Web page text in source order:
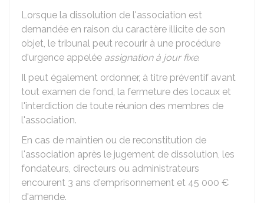
Lorsque la dissolution de l'association est
demandée en raison du caractère illicite de son
objet, le tribunal peut recourir à une procédure
d'urgence appelée assignation à jour fixe.
Il peut également ordonner, à titre préventif avant
tout examen de fond, la fermeture des locaux et
l'interdiction de toute réunion des membres de
l'association.
En cas de maintien ou de reconstitution de
l'association après le jugement de dissolution, les
fondateurs, directeurs ou administrateurs
encourent 3 ans d'emprisonnement et 45 000 €
d'amende.